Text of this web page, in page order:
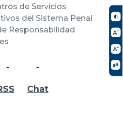
de Servicios
del Sistema Penal
Responsabilidad
Chat